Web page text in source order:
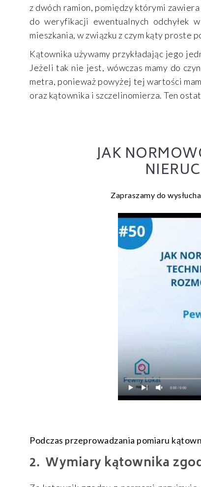
z dwóch ramion, pomiędzy którymi
do weryfikacji ewentualnych odchyłek
mieszkania, w związku z czym kąty proste
Kątownika używamy przykładając jego
Jeżeli tak nie jest, wówczas mamy do
metra, ponieważ powyżej tej wartości
oraz kątownika i szczelinomierza. Ten
JAK
Zapraszamy do
Podczas przeprowadzania pomiaru
Wymiary kątownika